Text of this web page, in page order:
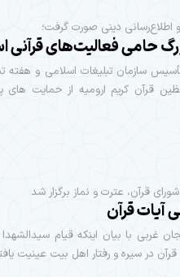
اطلاع‌رسانی دینی صورت گرفت؛
حامی فعالیت‌های قرآنی
سازمان تبلیغات اسلامی و هفته
قرآن کریم ارومیه از حمایت های
قرآن، عترت و نماز برگزار شد
آیات قرآن
غربی با بیان اینکه قیام
در سیره و رفتار اهل بیت عینیت